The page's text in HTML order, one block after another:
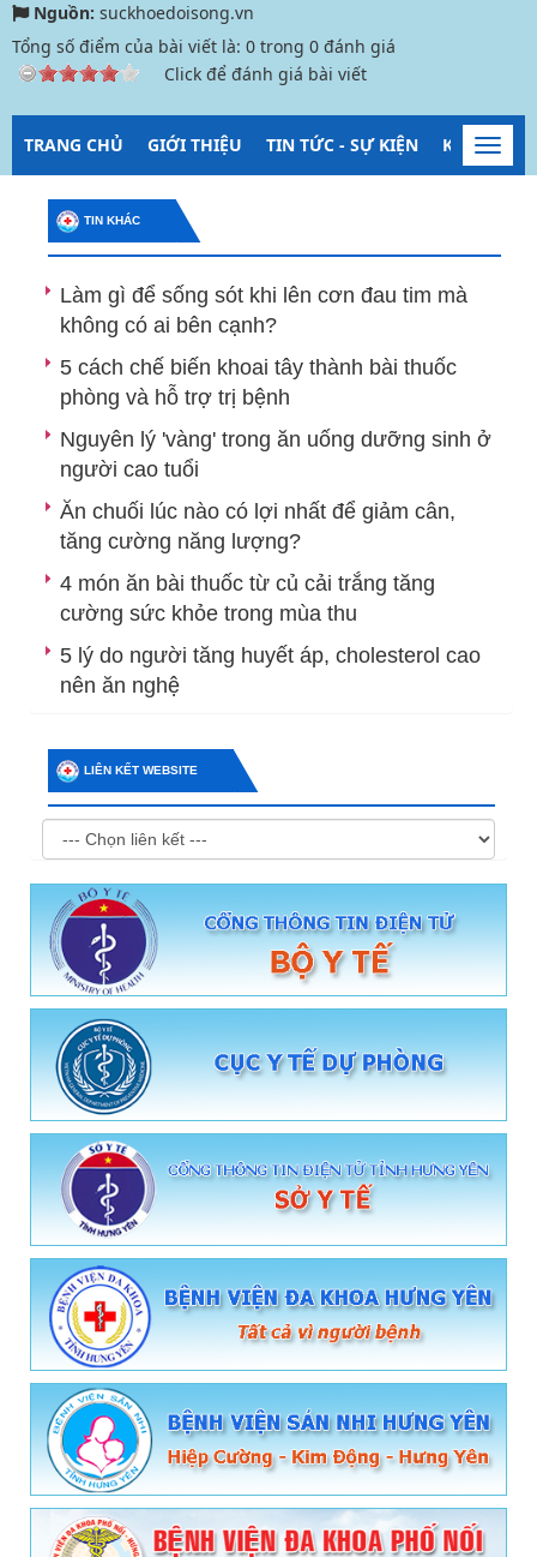
Nguồn: suckhoedoisong.vn
Tổng số điểm của bài viết là: 0 trong 0 đánh giá
Click để đánh giá bài viết
TRANG CHỦ GIỚI THIỆU TIN TỨC - SỰ KIỆN KIỂM
TIN KHÁC
Làm gì để sống sót khi lên cơn đau tim mà
không có ai bên cạnh?
5 cách chế biến khoai tây thành bài thuốc
phòng và hỗ trợ trị bệnh
Nguyên lý 'vàng' trong ăn uống dưỡng sinh ở
người cao tuổi
Ăn chuối lúc nào có lợi nhất để giảm cân,
tăng cường năng lượng?
4 món ăn bài thuốc từ củ cải trắng tăng
cường sức khỏe trong mùa thu
5 lý do người tăng huyết áp, cholesterol cao
nên ăn nghệ
LIÊN KẾT WEBSITE